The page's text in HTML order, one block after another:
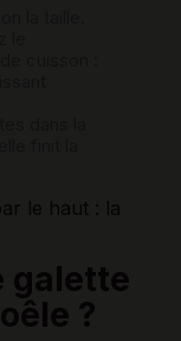
le haut : la
galette
?